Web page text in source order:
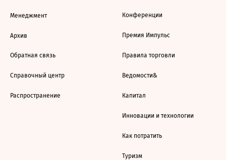
Менеджмент
Архив
Обратная связь
Справочный центр
Распространение
Конференции
Премия Импульс
Правила торговли
Ведомости&
Капитал
Инновации и технологии
Как потратить
Туризм